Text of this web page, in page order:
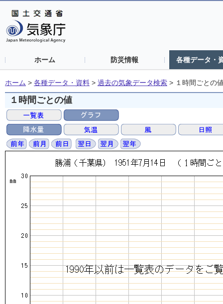
ホーム 防災情報 各種データ・
ホーム > 各種データ・資料 > 過去の気象データ検索 > １時間ごとの
１時間ごとの値